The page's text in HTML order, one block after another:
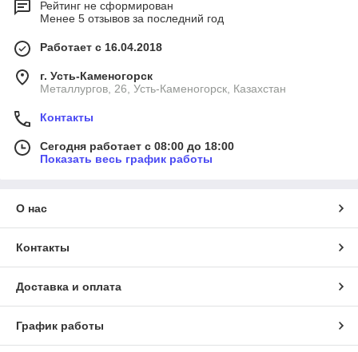
Рейтинг не сформирован
Менее 5 отзывов за последний год
Работает с 16.04.2018
г. Усть-Каменогорск
Металлургов, 26, Усть-Каменогорск, Казахстан
Контакты
Сегодня работает с 08:00 до 18:00
Показать весь график работы
О нас
Контакты
Доставка и оплата
График работы